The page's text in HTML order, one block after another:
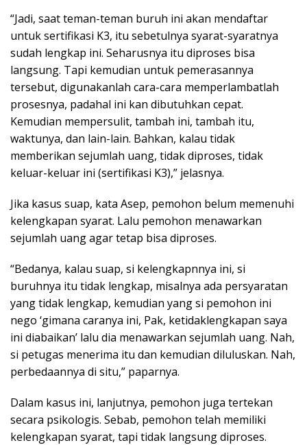
“Jadi, saat teman-teman buruh ini akan mendaftar
untuk sertifikasi K3, itu sebetulnya syarat-syaratnya
sudah lengkap ini. Seharusnya itu diproses bisa
langsung. Tapi kemudian untuk pemerasannya
tersebut, digunakanlah cara-cara memperlambatlah
prosesnya, padahal ini kan dibutuhkan cepat.
Kemudian mempersulit, tambah ini, tambah itu,
waktunya, dan lain-lain. Bahkan, kalau tidak
memberikan sejumlah uang, tidak diproses, tidak
keluar-keluar ini (sertifikasi K3),” jelasnya.
Jika kasus suap, kata Asep, pemohon belum memenuhi
kelengkapan syarat. Lalu pemohon menawarkan
sejumlah uang agar tetap bisa diproses.
“Bedanya, kalau suap, si kelengkapnnya ini, si
buruhnya itu tidak lengkap, misalnya ada persyaratan
yang tidak lengkap, kemudian yang si pemohon ini
nego ‘gimana caranya ini, Pak, ketidaklengkapan saya
ini diabaikan’ lalu dia menawarkan sejumlah uang. Nah,
si petugas menerima itu dan kemudian diluluskan. Nah,
perbedaannya di situ,” paparnya.
Dalam kasus ini, lanjutnya, pemohon juga tertekan
secara psikologis. Sebab, pemohon telah memiliki
kelengkapan syarat, tapi tidak langsung diproses.